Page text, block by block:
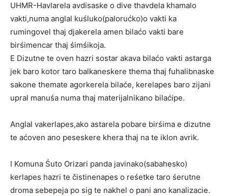
UHMR-Havlarela avdisaske o dive thavdela khamalo
vakti,numa anglal kuśluko(palorućko)o vakti ka
rumingovel thaj djakerela amen bilaćo vakti bare
birśimencar thaj śimśikoja.
E Dizutne te oven hazri sostar akava bilaćo vakti astarga
jek baro kotor taro balkaneskere thema thaj fuhalibnaske
sakone themate agorkerela bilaće, kerelapes baro zijani
upral manuśa numa thaj materijalnikano bilaćipe.
Anglal vakerlapes,ako astarela pobare birśima e dizutne
te aćoven ano peseskere khera thaj na te iklon avrik.
I Komuna Śuto Orizari panda javinako(sabahesko)
kerlapes hazri te čistinenapes o reśetke taro śerutne
droma sebepeja po sig te nakhel o pani ano kanalizacie.